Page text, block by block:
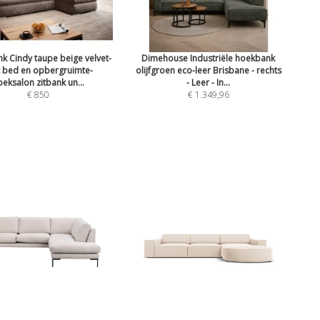
Cindy taupe beige velvet-
bed en opbergruimte-
zitbank un...
€ 850
Dimehouse Industriële hoekbank
olijfgroen eco-leer Brisbane - rechts
- Leer - In...
€ 1.349,96